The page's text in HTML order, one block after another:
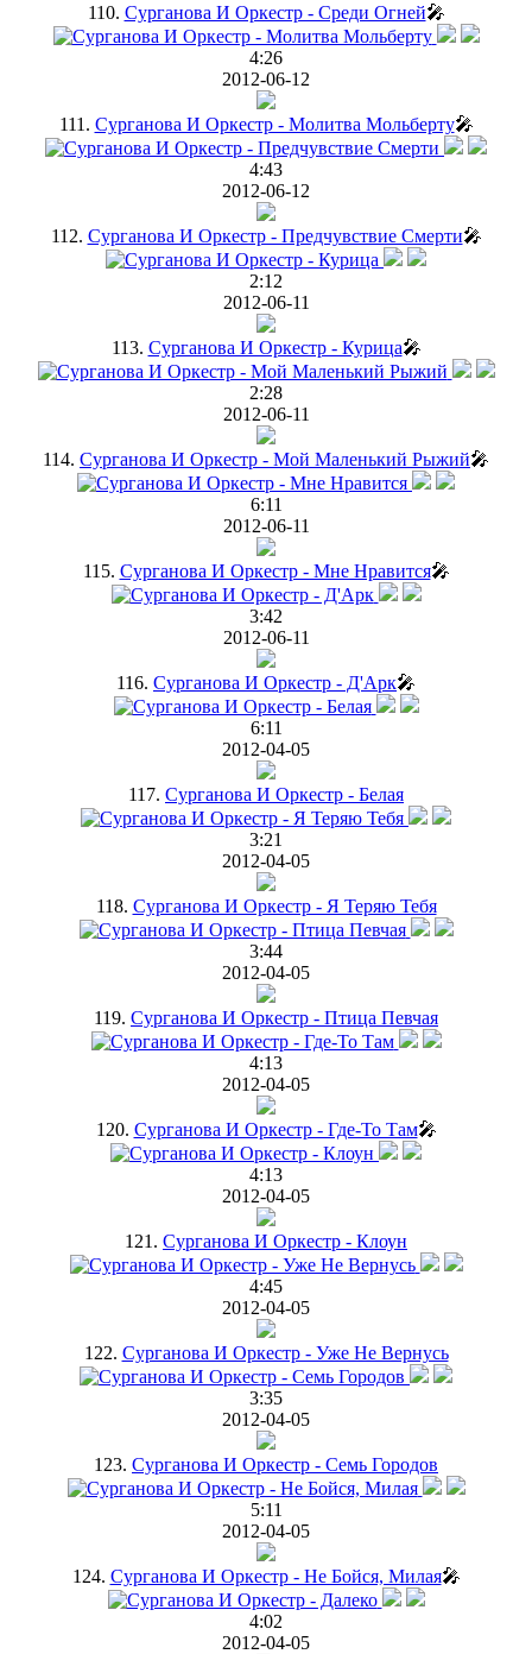
110. Сурганова И Оркестр - Среди Огней🎤
4:26
2012-06-12
111. Сурганова И Оркестр - Молитва Мольберту🎤
4:43
2012-06-12
112. Сурганова И Оркестр - Предчувствие Смерти🎤
2:12
2012-06-11
113. Сурганова И Оркестр - Курица🎤
2:28
2012-06-11
114. Сурганова И Оркестр - Мой Маленький Рыжий🎤
6:11
2012-06-11
115. Сурганова И Оркестр - Мне Нравится🎤
3:42
2012-06-11
116. Сурганова И Оркестр - Д'Арк🎤
6:11
2012-04-05
117. Сурганова И Оркестр - Белая
3:21
2012-04-05
118. Сурганова И Оркестр - Я Теряю Тебя
3:44
2012-04-05
119. Сурганова И Оркестр - Птица Певчая
4:13
2012-04-05
120. Сурганова И Оркестр - Где-То Там🎤
4:13
2012-04-05
121. Сурганова И Оркестр - Клоун
4:45
2012-04-05
122. Сурганова И Оркестр - Уже Не Вернусь
3:35
2012-04-05
123. Сурганова И Оркестр - Семь Городов
5:11
2012-04-05
124. Сурганова И Оркестр - Не Бойся, Милая🎤
4:02
2012-04-05